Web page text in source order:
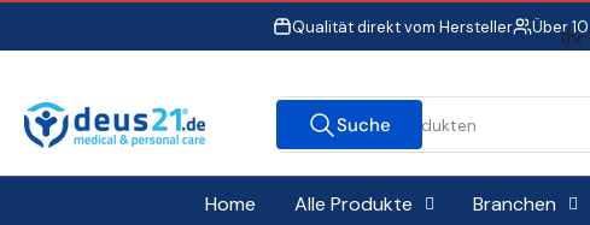
Qualität direkt vom Hersteller Über
Suche
nach
Produkten
Suche
Home Alle Produkte Branchen
Ihr